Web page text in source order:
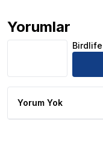
Yorumlar
Birdlife Yaylı Sahte
Yorum Yok